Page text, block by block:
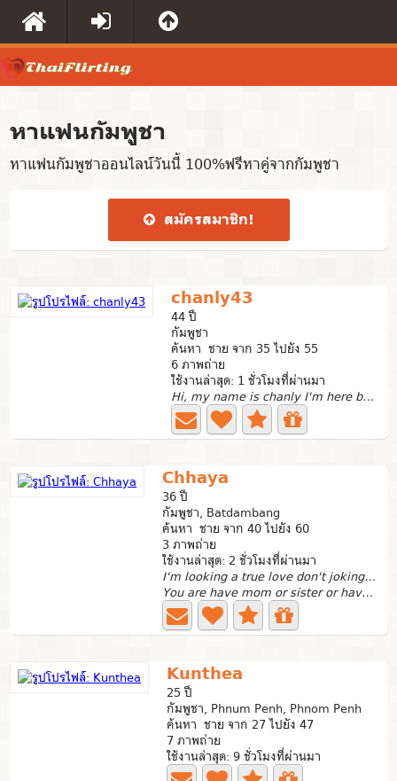
หาแฟนกัมพูชา
หาแฟนกัมพูชาออนไลน์วันนี้ 100%ฟรีหาคู่จากกัมพูชา
สมัคร​สมาชิก​!
chanly43
44 ปี
กัมพูชา
ค้นหา ชาย จาก 35 ไปยัง 55
6 ภาพถ่าย
ใช้งานล่าสุด: 1 ชั่วโมงที่ผ่านมา
Hi, my name is chanly I'm here because I'm looking for...
Chhaya
36 ปี
กัมพูชา, Batdambang
ค้นหา ชาย จาก 40 ไปยัง 60
3 ภาพถ่าย
ใช้งานล่าสุด: 2 ชั่วโมงที่ผ่านมา
I'm looking a true love don't joking time,
You are have mom or sister or have daughter too so can...
Kunthea
25 ปี
กัมพูชา, Phnum Penh, Phnom Penh
ค้นหา ชาย จาก 27 ไปยัง 47
7 ภาพถ่าย
ใช้งานล่าสุด: 9 ชั่วโมงที่ผ่านมา